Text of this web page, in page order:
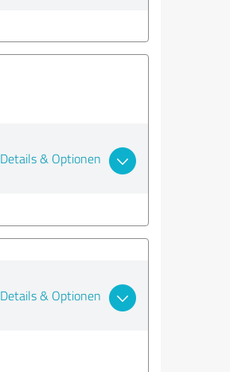
Details & Optionen
Details & Optionen